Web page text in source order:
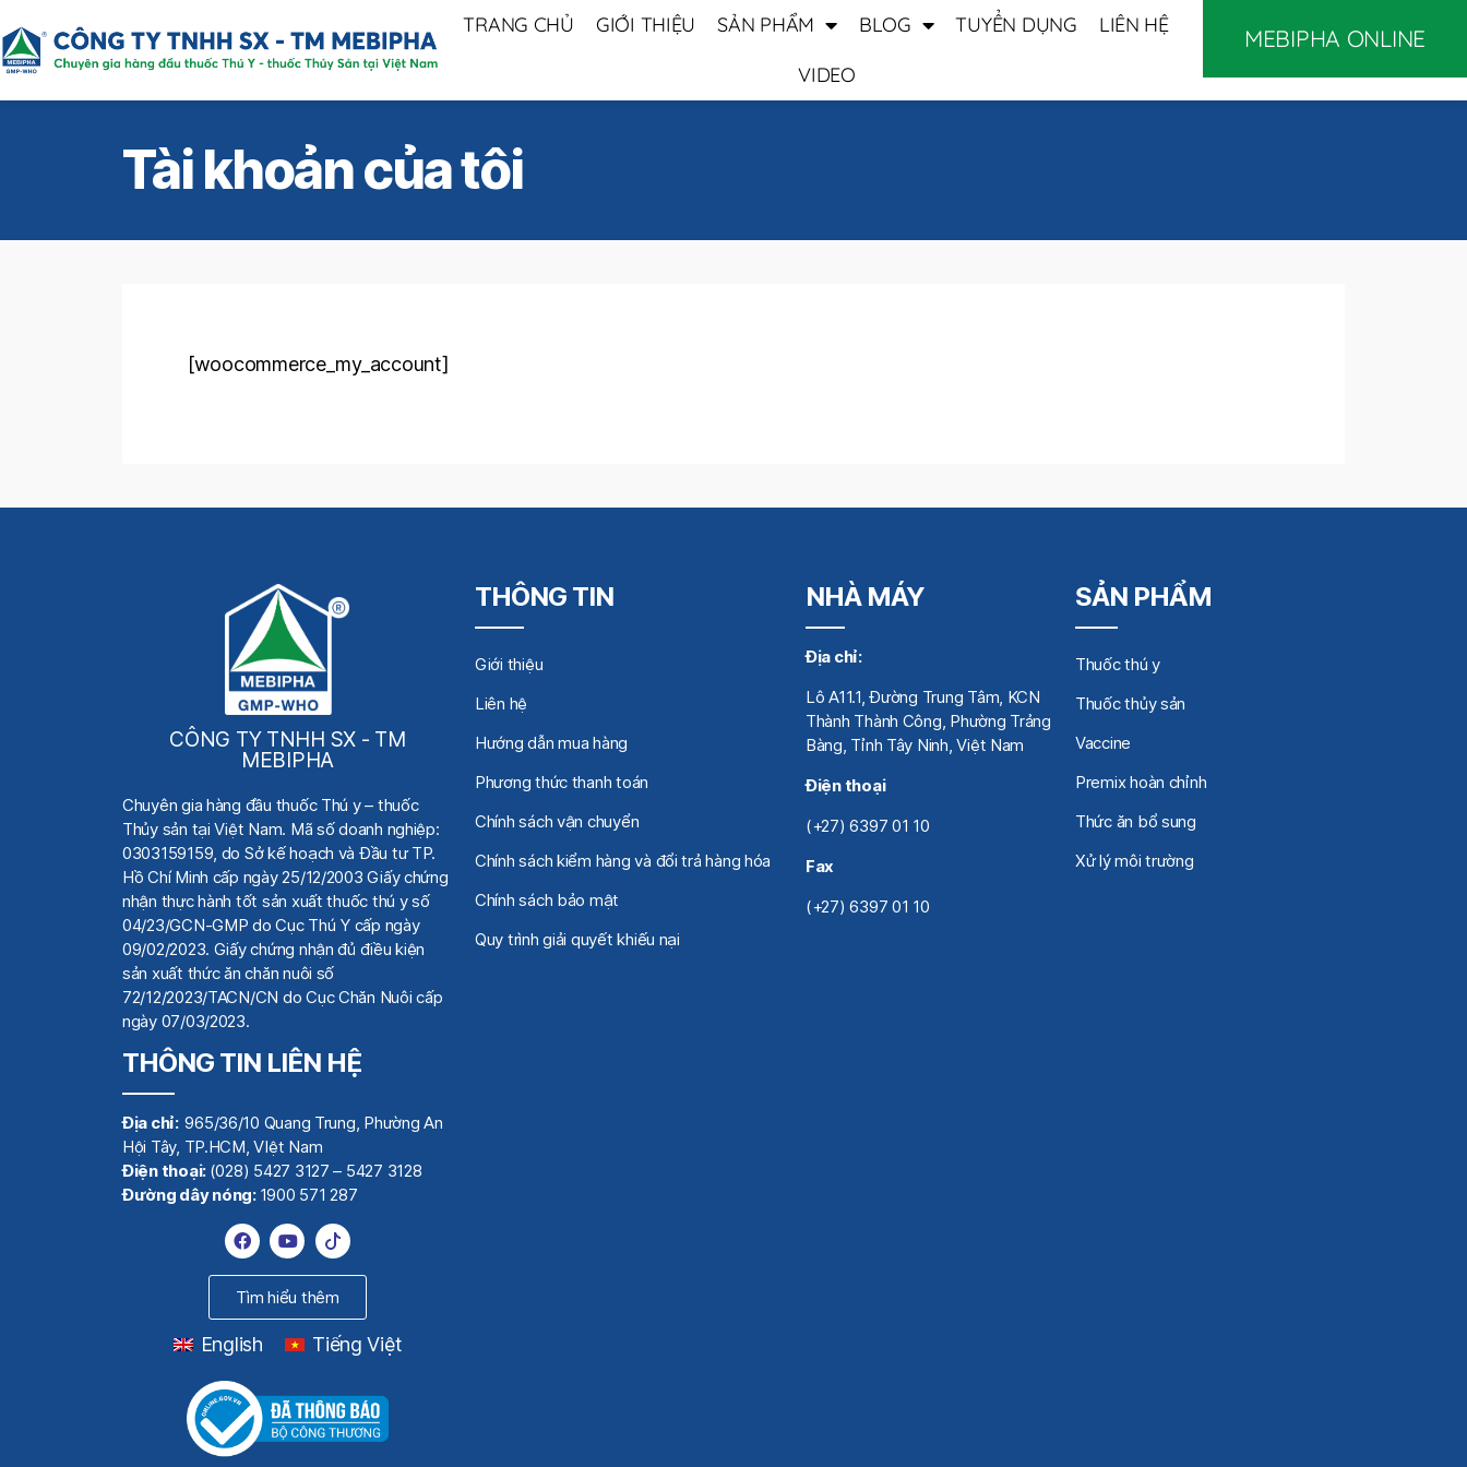
TRANG CHỦ GIỚI THIỆU SẢN PHẨM BLOG TUYỂN DỤNG
LIÊN HỆ
VIDEO
MEBIPHA ONLINE
Tài khoản của tôi
[woocommerce_my_account]
CÔNG TY TNHH SX - TM
MEBIPHA
Chuyên gia hàng đầu thuốc Thú y– thuốc
Thủy sản tại Việt Nam. Mã số doanh nghiệp:
0303159159, do Sở kế hoạch và Đầu tư TP.
Hồ Chí Minh cấp ngày 25/12/2003 Giấy chứng
nhận thực hành tốt sản xuất thuốc thú y số
04/23/GCN-GMP do Cục Thú Y cấp ngày
09/02/2023. Giấy chứng nhận đủ điều kiện
sản xuất thức ăn chăn nuôi số
72/12/2023/TACN/CN do Cục Chăn Nuôi cấp
ngày 07/03/2023.
THÔNG TIN LIÊN HỆ
Địa chỉ:965/36/10 Quang Trung, Phường An
Hội Tây, TP.HCM, VIệt Nam
Điện thoại: (028) 5427 3127 – 5427 3128
Đường dây nóng: 1900 571 287
Tìm hiểu thêm
English Tiếng Việt
THÔNG TIN
Giới thiệu
Liên hệ
Hướng dẫn mua hàng
Phương thức thanh toán
Chính sách vận chuyển
Chính sách kiểm hàng và đổi trả hàng hóa
Chính sách bảo mật
Quy trình giải quyết khiếu nại
NHÀ MÁY
Địa chỉ:
Lô A11.1, Đường Trung Tâm, KCN
Thành Thành Công, Phường Trảng
Bàng, Tỉnh Tây Ninh, Việt Nam
Điện thoại
(+27) 6397 01 10
Fax
(+27) 6397 01 10
SẢN PHẨM
Thuốc thú y
Thuốc thủy sản
Vaccine
Premix hoàn chỉnh
Thức ăn bổ sung
Xử lý môi trường